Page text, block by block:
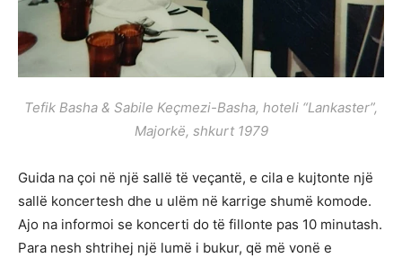
Tefik Basha & Sabile Keçmezi-Basha, hoteli “Lankaster”,
Majorkë, shkurt 1979
Guida na çoi në një sallë të veçantë, e cila e kujtonte një
sallë koncertesh dhe u ulëm në karrige shumë komode.
Ajo na informoi se koncerti do të fillonte pas 10 minutash.
Para nesh shtrihej një lumë i bukur, që më vonë e